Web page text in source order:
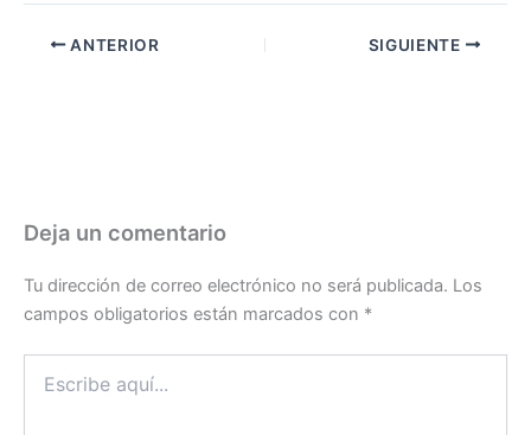
ANTERIOR SIGUIENTE
Deja un comentario
Tu dirección de correo electrónico no será publicada. Los
campos obligatorios están marcados con *
aquí...